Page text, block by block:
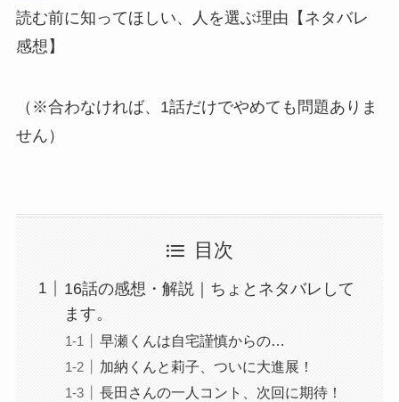
読む前に知ってほしい、人を選ぶ理由【ネタバレ
感想】
（※合わなければ、1話だけでやめても問題ありま
せん）
目次
16話の感想・解説｜ちょとネタバレして
ます。
早瀬くんは自宅謹慎からの…
加納くんと莉子、ついに大進展！
長田さんの一人コント、次回に期待！